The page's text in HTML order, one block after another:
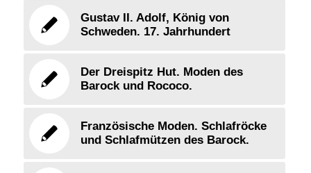
Gustav II. Adolf, König von
Schweden. 17. Jahrhundert
Der Dreispitz Hut. Moden des
Barock und Rococo.
Französische Moden. Schlafröcke
und Schlafmützen des Barock.